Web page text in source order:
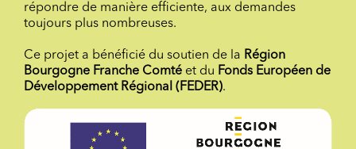
répondre de manière efficiente, aux demandes
toujours plus nombreuses.
Ce projet a bénéficié du soutien de la Région
Bourgogne Franche Comté et du Fonds Européen de
Développement Régional (FEDER).